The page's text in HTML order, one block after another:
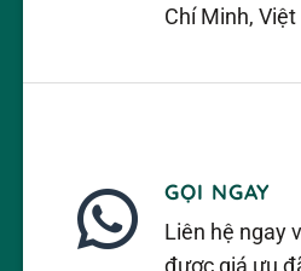
Chí Minh,
GỌI NGAY
Liên hệ ngay
được giá ưu